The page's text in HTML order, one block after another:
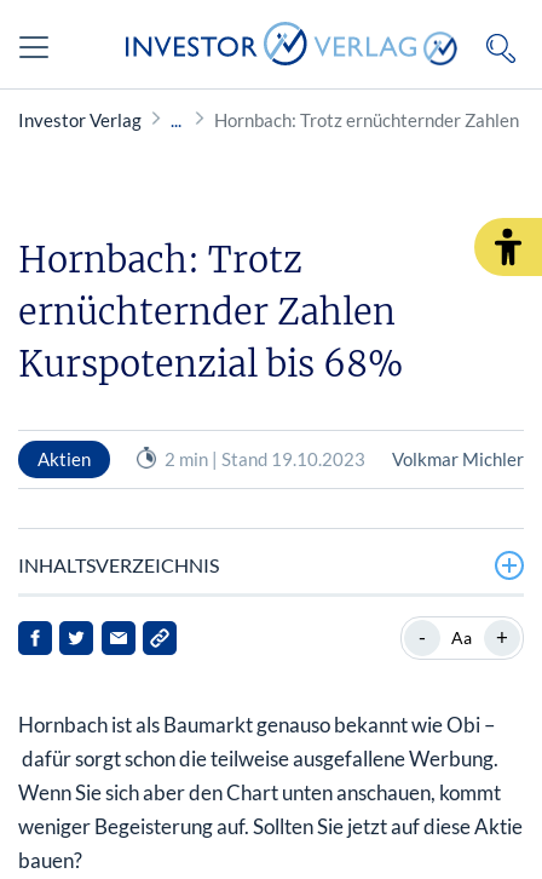
Investor Verlag Hornbach: Trotz ernüchternder Zahlen
Hornbach: Trotz
ernüchternder Zahlen
Kurspotenzial bis 68%
Aktien 2 min | Stand 19.10.2023 Volkmar Michler
INHALTSVERZEICHNIS
140 Baumärkte in Europa
Ernüchternde Halbjahresbilanz
Trotz ernüchternder Zahlen Kurspotenzial von bis zu
68%
- Aa +
Hornbach ist als Baumarkt genauso bekannt wie Obi –
dafür sorgt schon die teilweise ausgefallene Werbung.
Wenn Sie sich aber den Chart unten anschauen, kommt
weniger Begeisterung auf. Sollten Sie jetzt auf diese Aktie
bauen?